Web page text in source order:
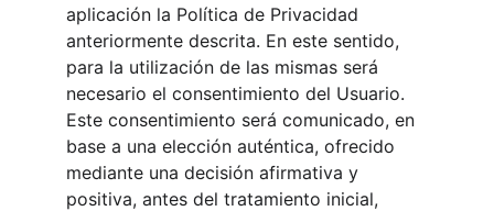
aplicación la Política de Privacidad
anteriormente descrita. En este sentido,
para la utilización de las mismas será
necesario el consentimiento del Usuario.
Este consentimiento será comunicado, en
base a una elección auténtica, ofrecido
mediante una decisión afirmativa y
positiva, antes del tratamiento inicial,